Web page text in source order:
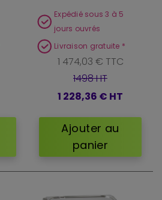
Expédié sous 3 à 5
jours ouvrés
Livraison gratuite *
1 474,03 € TTC
1498 HT
1 228,36 € HT
Ajouter au
panier